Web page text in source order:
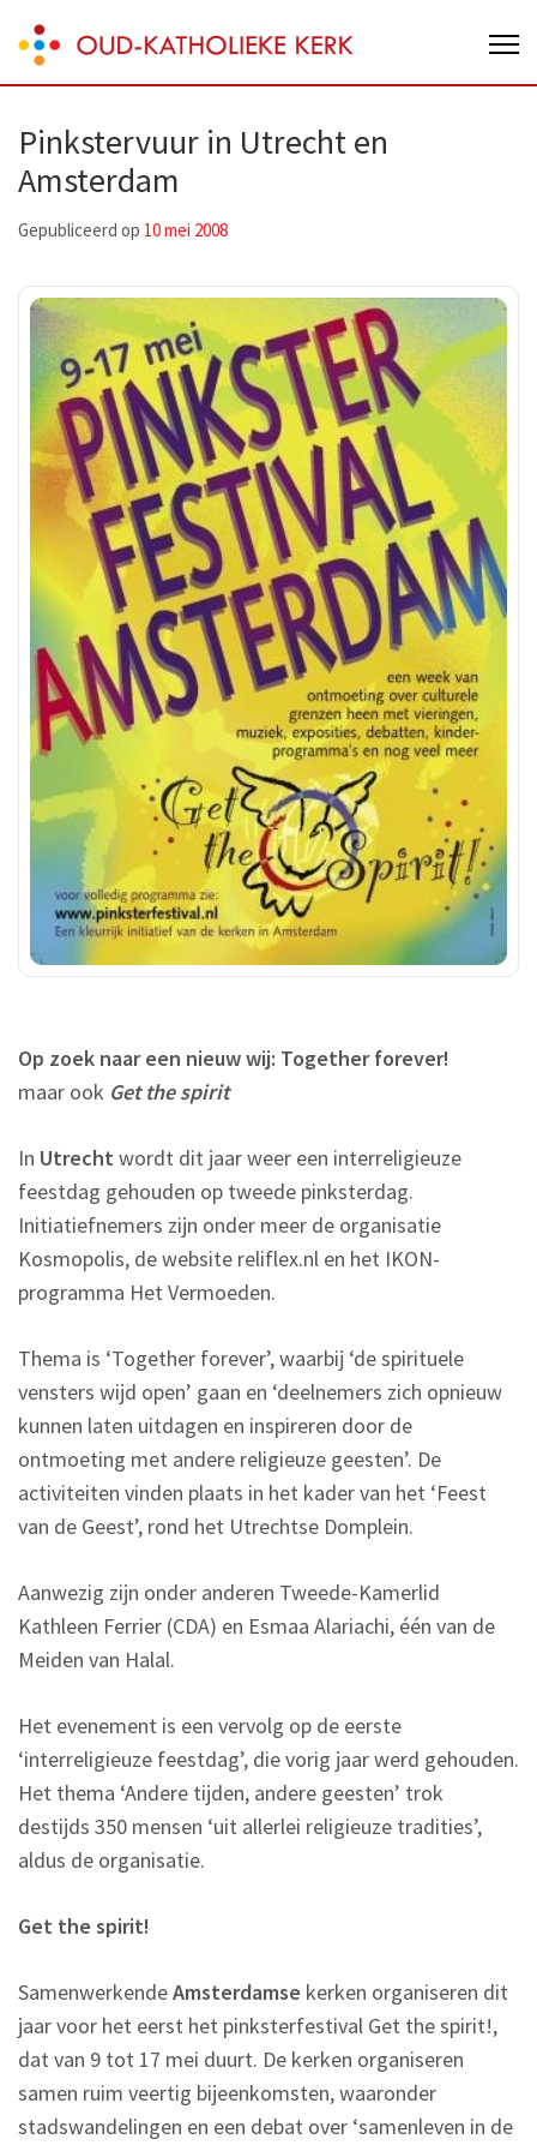
to
content
Enter)
Oud-Katholieke Kerk van Nederland
Pinkstervuur in Utrecht en
Amsterdam
Gepubliceerd op 10 mei 2008
Op zoek naar een nieuw wij: Together forever!
maar ook Get the spirit
In Utrechtwordt dit jaar weer een interreligieuze
feestdag gehouden op tweede pinksterdag.
Initiatiefnemers zijn onder meer de organisatie
Kosmopolis, de website reliflex.nl en het IKON-
programma Het Vermoeden.
Thema is ‘Together forever’, waarbij ‘de spirituele
vensters wijd open’ gaan en ‘deelnemers zich opnieuw
kunnen laten uitdagen en inspireren door de
ontmoeting met andere religieuze geesten’. De
activiteiten vinden plaats in het kader van het ‘Feest
van de Geest’, rond het Utrechtse Domplein.
Aanwezig zijn onder anderen Tweede-Kamerlid
Kathleen Ferrier (CDA) en Esmaa Alariachi, één van de
Meiden van Halal.
Het evenement is een vervolg op de eerste
‘interreligieuze feestdag’, die vorig jaar werd gehouden.
Het thema ‘Andere tijden, andere geesten’ trok
destijds 350 mensen ‘uit allerlei religieuze tradities’,
aldus de organisatie.
Get the spirit!
SamenwerkendeAmsterdamse kerken organiseren dit
jaar voor het eerst het pinksterfestival Get the spirit!,
dat van 9 tot 17 mei duurt. De kerken organiseren
samen ruim veertig bijeenkomsten, waaronder
stadswandelingen en een debat over ‘samenleven in de